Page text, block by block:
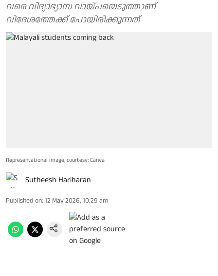
വരെ വിദ്യാഭ്യാസ വായ്പയെടുത്താണ്
വിദേശത്തേക്ക് പോയിരിക്കുന്നത്
Representational image, courtesy: Canva
Sutheesh Hariharan
Published on: 12 May 2026, 10:29 am